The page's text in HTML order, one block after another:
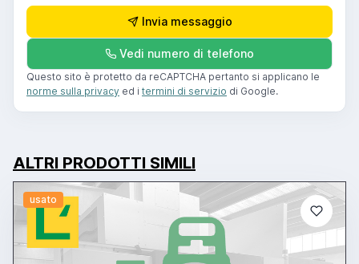
Invia messaggio
Vedi numero di telefono
Questo sito è protetto da reCAPTCHA pertanto si applicano le
norme sulla privacy ed i termini di servizio di Google.
ALTRI PRODOTTI SIMILI
usato